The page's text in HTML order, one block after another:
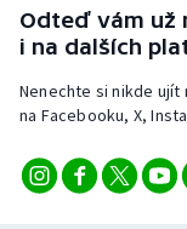
Short track
Stolní tenis
Triatlon
Odteď vám už
i na dalších
Nenechte si nikde
na Facebooku, X,